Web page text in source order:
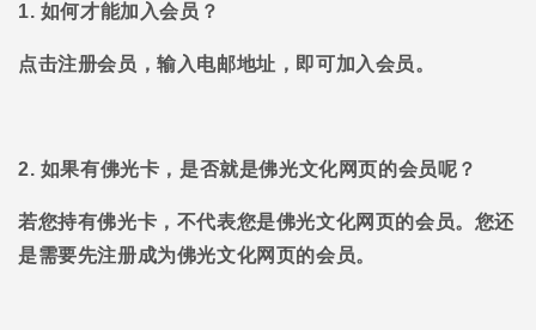
1. 如何才能加入会员？
点击注册会员，输入电邮地址，即可加入会员。
2. 如果有佛光卡，是否就是佛光文化网页的会员呢？
若您持有佛光卡，不代表您是佛光文化网页的会员。您还
是需要先注册成为佛光文化网页的会员。